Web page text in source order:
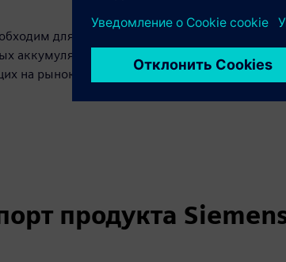
для
аккумуляторов и
на рынок ЕС.
Экспансия в
железо и сталь,
вводить
продукта